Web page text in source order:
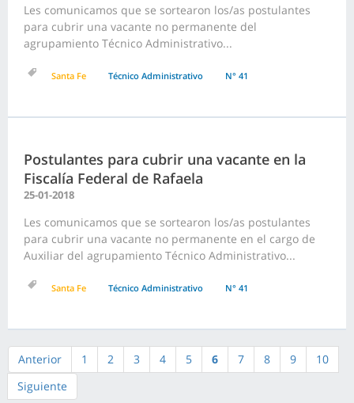
Les comunicamos que se sortearon los/as postulantes
para cubrir una vacante no permanente del
agrupamiento Técnico Administrativo...
Santa Fe Técnico Administrativo N° 41
Postulantes para cubrir una vacante en la
Fiscalía Federal de Rafaela
25-01-2018
Les comunicamos que se sortearon los/as postulantes
para cubrir una vacante no permanente en el cargo de
Auxiliar del agrupamiento Técnico Administrativo...
Santa Fe Técnico Administrativo N° 41
Anterior 1 2 3 4 5 6 7 8 9
10
Siguiente